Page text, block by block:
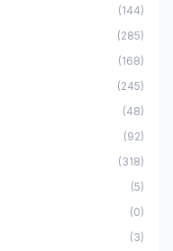
(144)
(285)
(168)
(245)
(48)
(92)
(318)
(5)
(0)
(3)